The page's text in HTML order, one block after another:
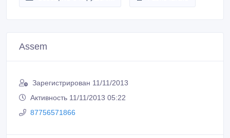
Assem
Зарегистрирован 11/11/2013
Активность 11/11/2013 05:22
87756571866